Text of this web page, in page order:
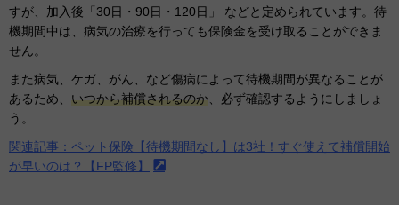
すが、加入後「30日・90日・120日」 などと定められています。待
機期間中は、病気の治療を行っても保険金を受け取ることができま
せん。
また病気、ケガ、がん、など傷病によって待機期間が異なることが
あるため、 いつから補償されるのか 、必ず確認するようにしましょ
う。
関連記事：ペット保険【待機期間なし】は3社！すぐ使えて補償開始
が早いのは？【FP監修】